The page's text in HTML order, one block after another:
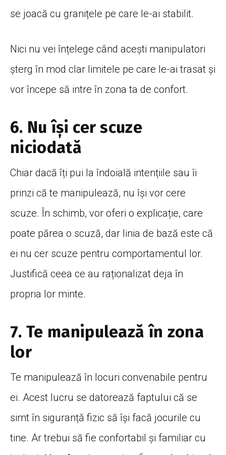
se joacă cu granițele pe care le-ai stabilit.
Nici nu vei înțelege când acești manipulatori
șterg în mod clar limitele pe care le-ai trasat și
vor începe să intre în zona ta de confort.
6. Nu își cer scuze
niciodată
Chiar dacă îți pui la îndoială intențiile sau îi
prinzi că te manipulează, nu își vor cere
scuze. În schimb, vor oferi o explicație, care
poate părea o scuză, dar linia de bază este că
ei nu cer scuze pentru comportamentul lor.
Justifică ceea ce au raționalizat deja în
propria lor minte.
7. Te manipulează în zona
lor
Te manipulează în locuri convenabile pentru
ei. Acest lucru se datorează faptului că se
simt în siguranță fizic să își facă jocurile cu
tine. Ar trebui să fie confortabil și familiar cu